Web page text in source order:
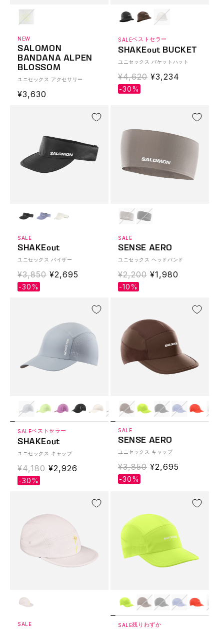
NEW
SALOMON
BANDANA ALPEN
BLOSSOM
ユニセックス アクセサリー
通
¥3,630
SALEベストセラー
SHAKEout BUCKET
ユニセックス バケットハット
通
常
¥4,620 Translation
¥3,234
-30%
SALE
SHAKEout
ユニセックス バイザー
通
常
¥3,850 Translation
¥2,695
-30%
SALE
SENSE AERO
ユニセックス ヘッドバンド
通
常
¥2,200 Translation
¥1,980
-10%
SALEベストセラー
SHAKEout
ユニセックス キャップ
通
常
¥4,180 Translation
¥2,926
-30%
SALE
SENSE AERO
ユニセックス キャップ
通
常
¥3,850 Translation
¥2,695
-30%
SALE SALE残りわずか